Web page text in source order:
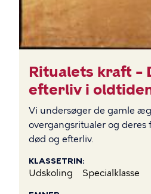
Ritualets kraft –
efterliv i
Vi undersøger de gamle
overgangsritualer og deres
død og efterliv.
KLASSETRIN
Udskoling Specialklasse